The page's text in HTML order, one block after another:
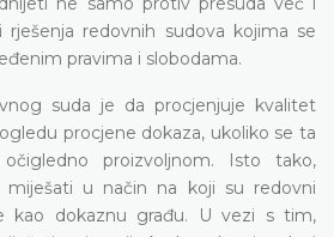
redovnih sudova kojima se
pravima i slobodama.
suda je da procjenjuje kvalitet
procjene dokaza, ukoliko se ta
proizvoljnom. Isto tako,
miješati u način na koji su redovni
kao dokaznu građu. U vezi s tim,